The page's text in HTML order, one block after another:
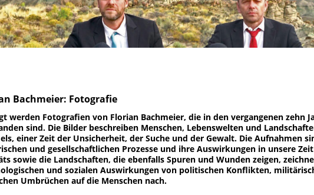
Bachmeier: Fotografie
werden Fotografien von Florian Bachmeier, die in den vergangenen zehn
sind. Die Bilder beschreiben Menschen, Lebenswelten und
einer Zeit der Unsicherheit, der Suche und der Gewalt. Die Aufnahmen
und gesellschaftlichen Prozesse und ihre Auswirkungen in unsere
sowie die Landschaften, die ebenfalls Spuren und Wunden zeigen,
und sozialen Auswirkungen von politischen Konflikten,
Umbrüchen auf die Menschen nach.